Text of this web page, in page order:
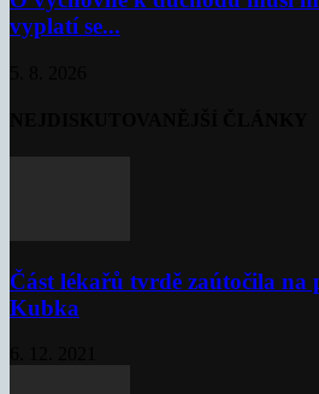
vyplatí se...
Část lékařů tvrdě zaútočila na
Kubka